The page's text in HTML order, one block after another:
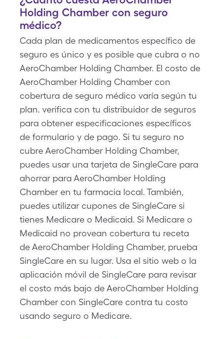
Holding Chamber con seguro
médico?
Cada plan de medicamentos específico de
seguro es único y es posible que cubra o no
AeroChamber Holding Chamber. El costo de
AeroChamber Holding Chamber con
cobertura de seguro médico varía según tu
plan. verifica con tu distribuidor de seguros
para obtener especificaciones específicos
de formulario y de pago. Si tu seguro no
cubre AeroChamber Holding Chamber,
puedes usar una tarjeta de SingleCare para
ahorrar para AeroChamber Holding
Chamber en tu farmacia local. También,
puedes utilizar cupones de SingleCare si
tienes Medicare o Medicaid. Si Medicare o
Medicaid no provean cobertura tu receta
de AeroChamber Holding Chamber, prueba
SingleCare en su lugar. Usa el sitio web o la
aplicación móvil de SingleCare para revisar
el costo más bajo de AeroChamber Holding
Chamber con SingleCare contra tu costo
usando seguro o Medicare.